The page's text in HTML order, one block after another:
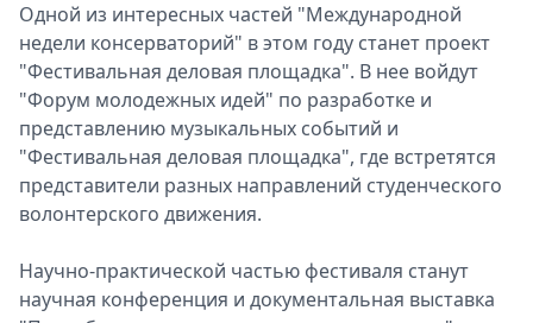
Одной из интересных частей "Международной
недели консерваторий" в этом году станет проект
"Фестивальная деловая площадка". В нее войдут
"Форум молодежных идей" по разработке и
представлению музыкальных событий и
"Фестивальная деловая площадка", где встретятся
представители разных направлений студенческого
волонтерского движения.
Научно-практической частью фестиваля станут
научная конференция и документальная выставка